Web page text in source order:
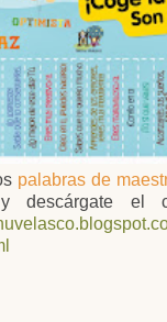
palabras de
y descárgate el